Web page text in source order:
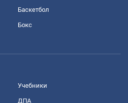
Баскетбол
Бокс
Учебники
ДПА